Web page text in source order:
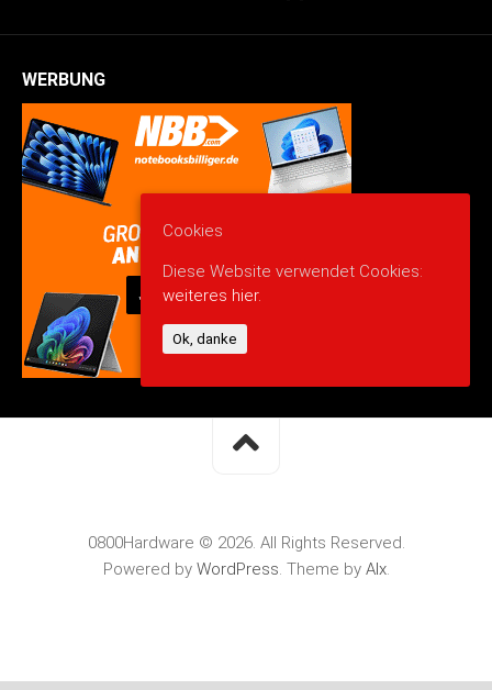
WERBUNG
0800Hardware © 2026. All Rights Reserved.
Powered by WordPress. Theme by Alx.
Cookies
Diese Website verwendet Cookies:
weiteres hier.
Ok, danke